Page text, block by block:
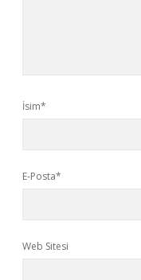
İsim*
E-Posta*
Web Sitesi